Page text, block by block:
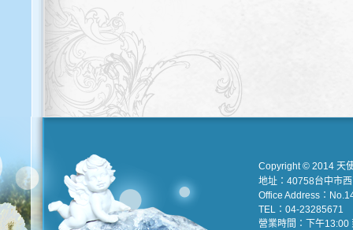
Copyright © 2014 天
地址：40758台中市
Office Address：
TEL：04-23285671
營業時間：下午13:00